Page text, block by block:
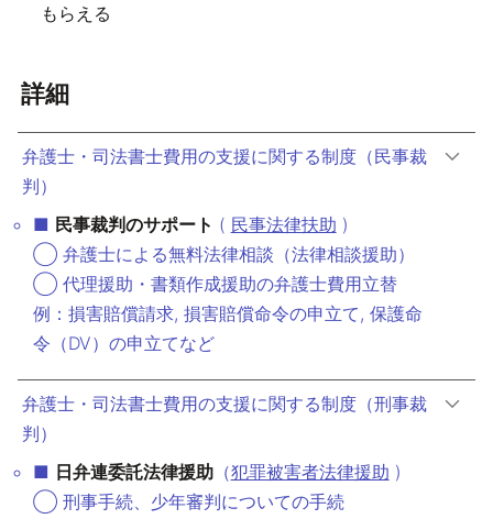
もらえる
詳細
弁護士・司法書士費用の支援に関する制度（民事裁
判）
■ 民事裁判のサポート ( 民事法律扶助 )
◯ 弁護士による無料法律相談（法律相談援助）
◯ 代理援助・書類作成援助の弁護士費用立替
例：損害賠償請求, 損害賠償命令の申立て, 保護命
令（DV）の申立てなど
弁護士・司法書士費用の支援に関する制度（刑事裁
判）
■ 日弁連委託法律援助（犯罪被害者法律援助 )
◯ 刑事手続、少年審判についての手続